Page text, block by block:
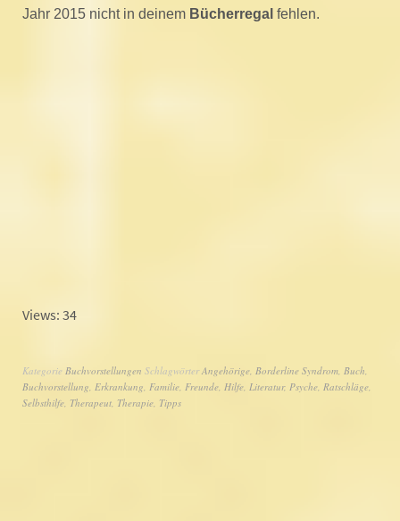
Jahr 2015 nicht in deinem Bücherregal fehlen.
Views: 34
Kategorie Buchvorstellungen SchlagwörterAngehörige, Borderline Syndrom, Buch,
Buchvorstellung, Erkrankung, Familie, Freunde, Hilfe, Literatur, Psyche, Ratschläge,
Selbsthilfe, Therapeut, Therapie, Tipps